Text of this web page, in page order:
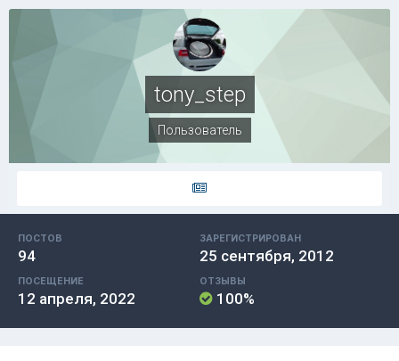
tony_step
Пользователь
ПОСТОВ
94
ЗАРЕГИСТРИРОВАН
25 сентября, 2012
ПОСЕЩЕНИЕ
12 апреля, 2022
ОТЗЫВЫ
100%